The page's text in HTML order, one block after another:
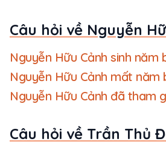
Câu hỏi về Nguyễn
Nguyễn Hữu Cảnh sinh năm
Nguyễn Hữu Cảnh mất năm
Nguyễn Hữu Cảnh đã tham
Câu hỏi về Trần Thủ